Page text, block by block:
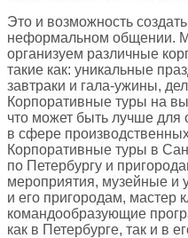
Это и возможность
неформальном общении.
организуем различные
такие как: уникальные
завтраки и гала-ужины,
Корпоративные туры на
что может быть лучше для
в сфере
Корпоративные туры в
по Петербургу и
мероприятия, музейные и
и его пригородам, мастер
командообразующие
как в Петербурге, так и в